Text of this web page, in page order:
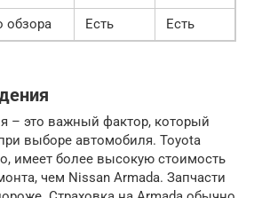
обзора Есть Есть
– это важный фактор, который
выборе автомобиля. Toyota
имеет более высокую стоимость
чем Nissan Armada. Запчасти